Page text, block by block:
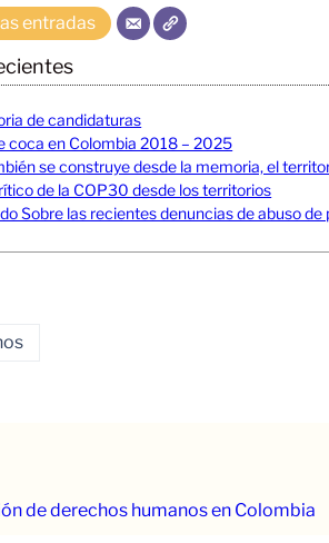
entradas
de candidaturas
coca en Colombia 2018 – 2025
se construye desde la memoria, el
de la COP30 desde los territorios
Sobre las recientes denuncias de abuso de
de derechos humanos en Colombia